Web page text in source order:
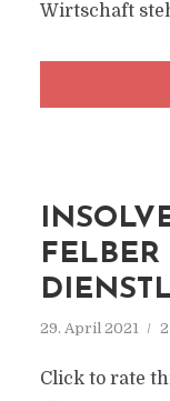
Wirtschaft
FELBER
29. April 2021
Click to rate